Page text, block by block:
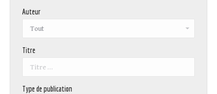
Auteur
Titre
Type de publication